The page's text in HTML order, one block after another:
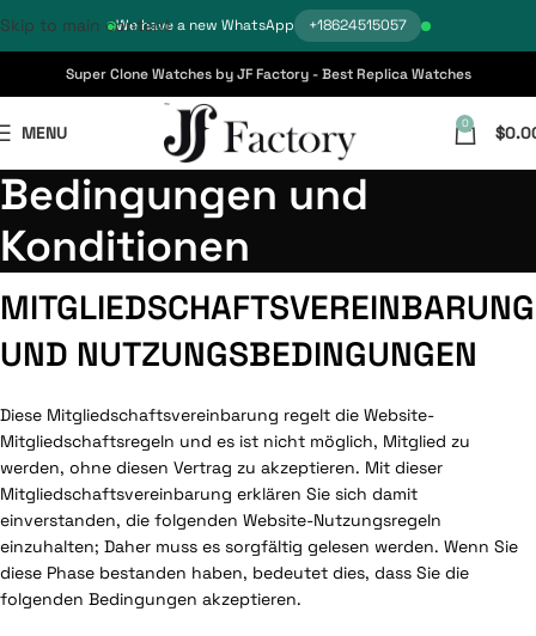
We have a new WhatsApp +18624515057
Skip to main content
Super Clone Watches by JF Factory - Best Replica Watches
MENU 0 $
Bedingungen und
Konditionen
MITGLIEDSCHAFTSVEREINBARUNG
UND NUTZUNGSBEDINGUNGEN
Diese Mitgliedschaftsvereinbarung regelt die Website-
Mitgliedschaftsregeln und es ist nicht möglich, Mitglied zu
werden, ohne diesen Vertrag zu akzeptieren. Mit dieser
Mitgliedschaftsvereinbarung erklären Sie sich damit
einverstanden, die folgenden Website-Nutzungsregeln
einzuhalten; Daher muss es sorgfältig gelesen werden. Wenn Sie
diese Phase bestanden haben, bedeutet dies, dass Sie die
folgenden Bedingungen akzeptieren.